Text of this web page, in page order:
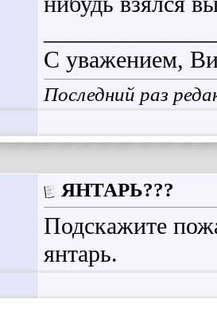
С уважением,
Последний раз
ЯНТАРЬ???
Подскажите
янтарь.